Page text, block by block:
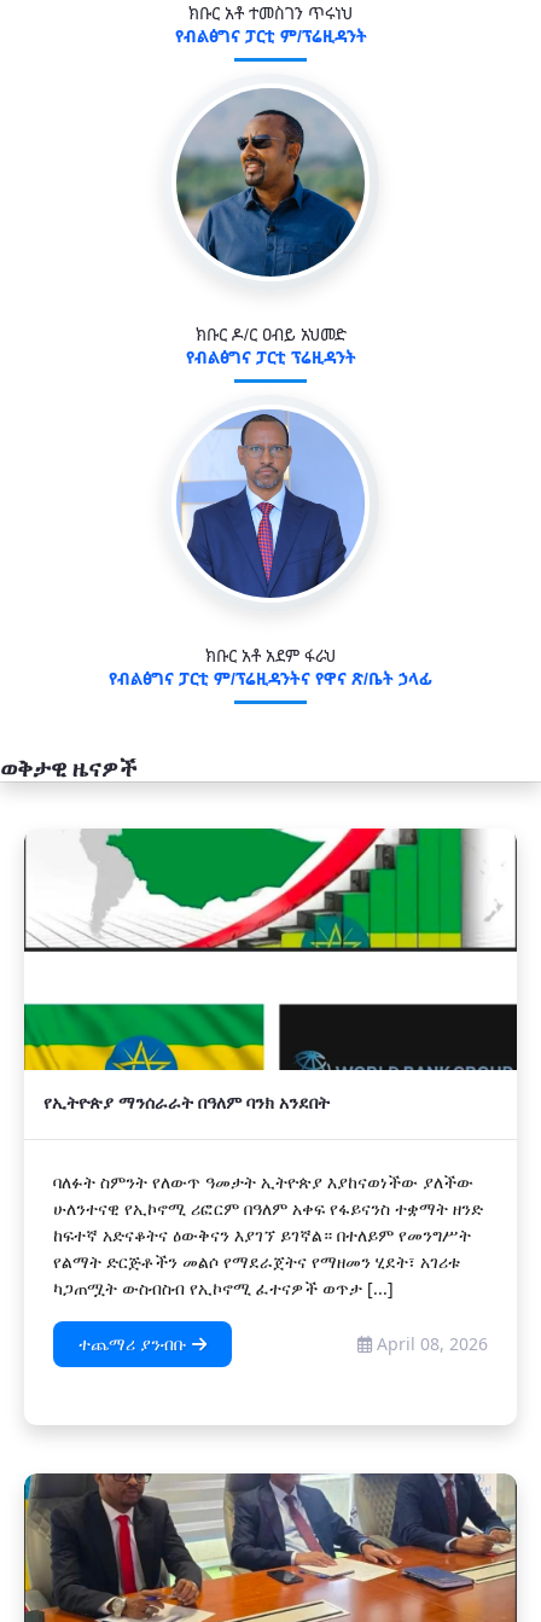
ክቡር አቶ ተመስገን ጥሩነህ
የብልፅግና ፓርቲ ም/ፕሬዚዳንት
ክቡር ዶ/ር ዐብይ አህመድ
የብልፅግና ፓርቲ ፕሬዚዳንት
ክቡር አቶ አደም ፋራህ
የብልፅግና ፓርቲ ም/ፕሬዚዳንትና የዋና ጽ/ቤት ኃላፊ
ወቅታዊ ዜናዎች
አዲስ
የኢትዮጵያ ማንሰራራት በዓለም ባንክ አንደበት
ባለፉት ስምንት የለውጥ ዓመታት ኢትዮጵያ እያከናወነችው ያለችው
ሁለንተናዊ የኢኮኖሚ ሪፎርም በዓለም አቀፍ የፋይናንስ ተቋማት ዘንድ
ከፍተኛ አድናቆትና ዕውቅናን እያገኘ ይገኛል። በተለይም የመንግሥት
የልማት ድርጅቶችን መልሶ የማደራጀትና የማዘመን ሂደት፣ አገሪቱ
ካጋጠሟት ውስብስብ የኢኮኖሚ ፈተናዎች ወጥታ [...]
ተጨማሪ ያንብቡ April 08, 2026